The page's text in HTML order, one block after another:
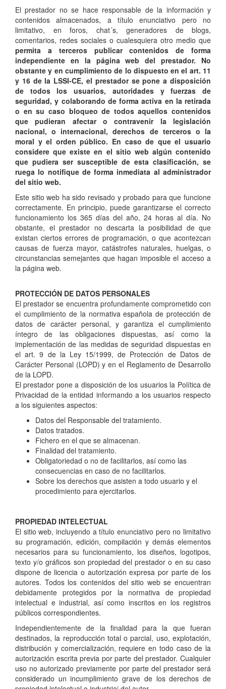
El prestador no se hace responsable de la información y
contenidos almacenados, a título enunciativo pero no
limitativo, en foros, chat´s, generadores de blogs,
comentarios, redes sociales o cualesquiera otro medio que
permita a terceros publicar contenidos de forma
independiente en la página web del prestador. No
obstante y en cumplimiento de lo dispuesto en el art. 11
y 16 de la LSSI-CE, el prestador se pone a disposición
de todos los usuarios, autoridades y fuerzas de
seguridad, y colaborando de forma activa en la retirada
o en su caso bloqueo de todos aquellos contenidos
que pudieran afectar o contravenir la legislación
nacional, o internacional, derechos de terceros o la
moral y el orden público. En caso de que el usuario
considere que existe en el sitio web algún contenido
que pudiera ser susceptible de esta clasificación, se
ruega lo notifique de forma inmediata al administrador
del sitio web.
Este sitio web ha sido revisado y probado para que funcione
correctamente. En principio, puede garantizarse el correcto
funcionamiento los 365 días del año, 24 horas al día. No
obstante, el prestador no descarta la posibilidad de que
existan ciertos errores de programación, o que acontezcan
causas de fuerza mayor, catástrofes naturales, huelgas, o
circunstancias semejantes que hagan imposible el acceso a
la página web.
PROTECCIÓN DE DATOS PERSONALES
El prestador se encuentra profundamente comprometido con
el cumplimiento de la normativa española de protección de
datos de carácter personal, y garantiza el cumplimiento
íntegro de las obligaciones dispuestas, así como la
implementación de las medidas de seguridad dispuestas en
el art. 9 de la Ley 15/1999, de Protección de Datos de
Carácter Personal (LOPD) y en el Reglamento de Desarrollo
de la LOPD.
El prestador pone a disposición de los usuarios la Política de
Privacidad de la entidad informando a los usuarios respecto
a los siguientes aspectos:
Datos del Responsable del tratamiento.
Datos tratados.
Fichero en el que se almacenan.
Finalidad del tratamiento.
Obligatoriedad o no de facilitarlos, así como las
consecuencias en caso de no facilitarlos.
Sobre los derechos que asisten a todo usuario y el
procedimiento para ejercitarlos.
PROPIEDAD INTELECTUAL
El sitio web, incluyendo a título enunciativo pero no limitativo
su programación, edición, compilación y demás elementos
necesarios para su funcionamiento, los diseños, logotipos,
texto y/o gráficos son propiedad del prestador o en su caso
dispone de licencia o autorización expresa por parte de los
autores. Todos los contenidos del sitio web se encuentran
debidamente protegidos por la normativa de propiedad
intelectual e industrial, así como inscritos en los registros
públicos correspondientes.
Independientemente de la finalidad para la que fueran
destinados, la reproducción total o parcial, uso, explotación,
distribución y comercialización, requiere en todo caso de la
autorización escrita previa por parte del prestador. Cualquier
uso no autorizado previamente por parte del prestador será
considerado un incumplimiento grave de los derechos de